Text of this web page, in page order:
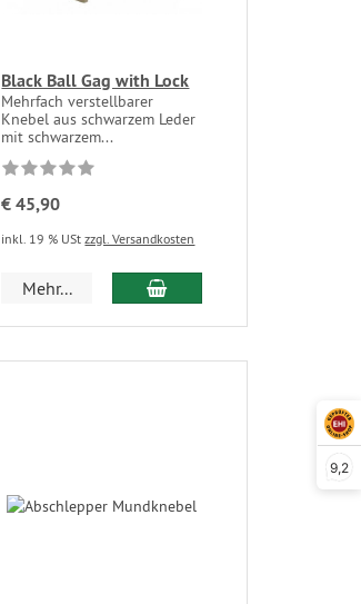
9,2
Black Ball Gag with Lock
Mehrfach verstellbarer
Knebel aus schwarzem Leder
mit schwarzem...
€ 45,90
inkl. 19 % UStzzgl. Versandkosten
Mehr...